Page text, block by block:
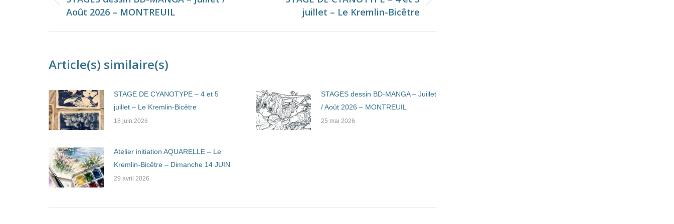
commentaire
Onglet
précédent
Août 2026 – MONTREUIL
juillet – Le Kremlin-Bicêtre
Article(s) similaire(s)
STAGE DE CYANOTYPE – 4 et 5
juillet – Le Kremlin-Bicêtre
18 juin 2026
STAGES dessin BD-MANGA – Juillet
/ Août 2026 – MONTREUIL
25 mai 2026
Atelier initiation AQUARELLE – Le
Kremlin-Bicêtre – Dimanche 14 JUIN
29 avril 2026